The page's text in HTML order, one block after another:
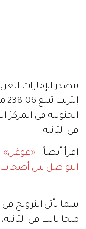
تتصدر الإمارات
في الثانية.
إقرأ أيضاً: «غوغل»
التواصل بين أصحاب